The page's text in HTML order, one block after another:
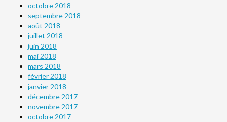
octobre 2018
septembre 2018
août 2018
juillet 2018
juin 2018
mai 2018
mars 2018
février 2018
janvier 2018
décembre 2017
novembre 2017
octobre 2017